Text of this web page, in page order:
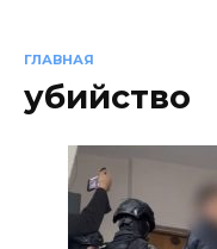
ГЛАВНАЯ
убийство